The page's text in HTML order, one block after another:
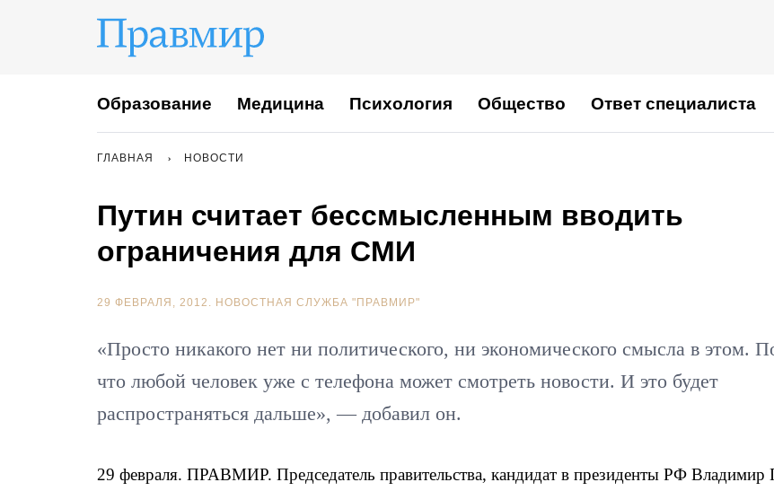
Образование Медицина Психология Общество Ответ специалиста
ГЛАВНАЯ НОВОСТИ
Путин считает бессмысленным вводить
ограничения для СМИ
29 ФЕВРАЛЯ, 2012. НОВОСТНАЯ СЛУЖБА "ПРАВМИР"
«Просто никакого нет ни политического, ни экономического смысла в этом.
что любой человек уже с телефона может смотреть новости. И это будет
распространяться дальше», — добавил он.
29 февраля. ПРАВМИР. Председатель правительства, кандидат в президенты РФ Владимир